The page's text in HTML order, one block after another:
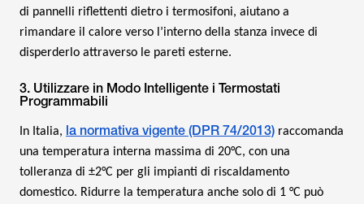
di pannelli riflettenti dietro i termosifoni, aiutano a
rimandare il calore verso l’interno della stanza invece di
disperderlo attraverso le pareti esterne.
3. Utilizzare in Modo Intelligente i Termostati
Programmabili
In Italia, la normativa vigente (DPR 74/2013) raccomanda
una temperatura interna massima di 20°C, con una
tolleranza di ±2°C per gli impianti di riscaldamento
domestico. Ridurre la temperatura anche solo di 1 °C può